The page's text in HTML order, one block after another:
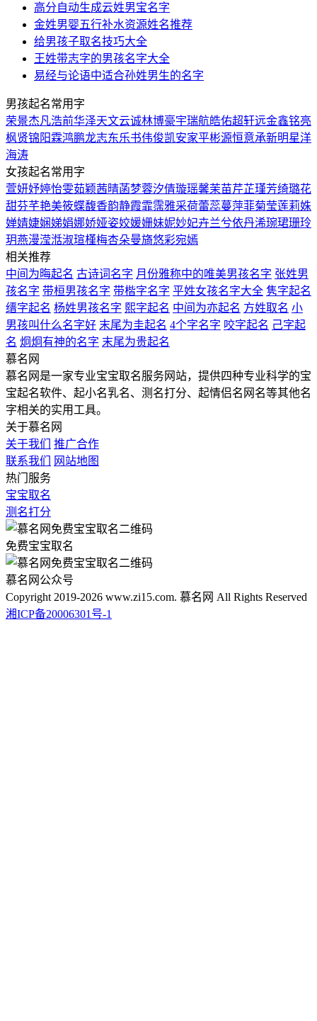
高分自动生成云姓男宝名字
金姓男婴五行补水资源姓名推荐
给男孩子取名技巧大全
王姓带志字的男孩名字大全
易经与论语中适合孙姓男生的名字
男孩起名常用字
荣景杰凡浩前华泽天文云诚林博豪宇瑞航皓佑超轩远金鑫铭亮
枫贤锦 阳霖鸿鹏龙志东乐书伟俊凯安家平彬源恒意承新明星洋
海涛
女孩起名常用字
萱妍妤婷怡雯茹颖茜晴菡梦蓉汐倩璇瑶馨茉苗芹芷瑾芳绮璐花
甜芬芊艳美筱蝶馥香韵静霞霏霈雅采荷蕾蕊蔓萍菲菊莹莲莉姝
婵婧婕娴娣娟娜娇娅姿姣媛姗妹妮妙妃卉兰兮依丹浠琬珺珊玲
玥燕漫滢湉淑瑄槿梅杏朵曼旖悠彩宛嫣
相关推荐
中间为晦起名 古诗词名字 月份雅称中的唯美男孩名字 张姓男
孩名字 带桓男孩名字 带楷字名字 平姓女孩名字大全 隽字起名
缙字起名 杨姓男孩名字 熙字起名 中间为亦起名 方姓取名 小
男孩叫什么名字好 末尾为圭起名 4个字名字 咬字起名 己字起
名 炯炯有神的名字 末尾为贵起名
慕名网
慕名网是一家专业宝宝取名服务网站，提供四种专业科学的宝
宝起名软件、起小名乳名、测名打分、起情侣名网名等其他名
字相关的实用工具。
关于慕名网
关于我们
推广合作
联系我们
网站地图
热门服务
宝宝取名
测名打分
免费宝宝取名
慕名网公众号
Copyright 2019-2026 www.zi15.com. 慕名网 All Rights Reserved
湘ICP备20006301号-1